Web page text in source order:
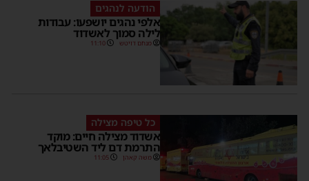
הודעה לנהגים
אלפי נהגים יושפעו: עבודות
לילה סמוך לאשדוד
מנחם דויטש 11:10
כל טיפה מצילה
אשדוד מצילה חיים: מוקד
התרמת דם ליד השטיבלאך
משה קאהן 11:05